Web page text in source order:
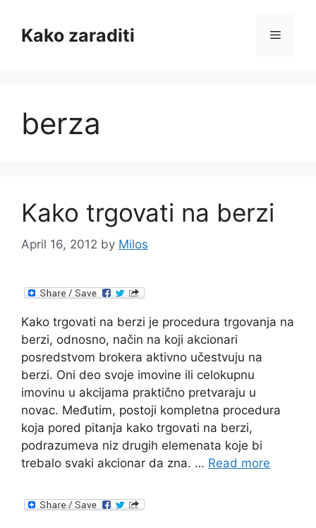
contentKako zaraditi Menu
berza
Kako trgovati na berzi
April 16, 2012 by Milos
Kako trgovati na berzi je procedura trgovanja na
berzi, odnosno, način na koji akcionari
posredstvom brokera aktivno učestvuju na
berzi. Oni deo svoje imovine ili celokupnu
imovinu u akcijama praktično pretvaraju u
novac. Međutim, postoji kompletna procedura
koja pored pitanja kako trgovati na berzi,
podrazumeva niz drugih elemenata koje bi
trebalo svaki akcionar da zna. … Read more